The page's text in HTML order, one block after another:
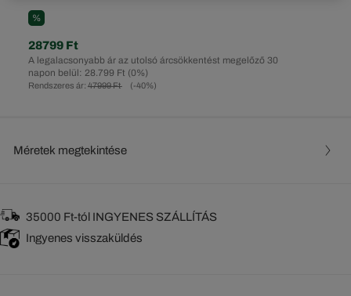
%
Rendszeres ár: 47999 Ft (-40%)
A legalacsonyabb ár az utolsó árcsökkentést megelőző 30
napon belül: 28.799 Ft (0%)
28799 Ft
Méretek megtekintése
35000 Ft-tól INGYENES SZÁLLÍTÁS
Ingyenes visszaküldés